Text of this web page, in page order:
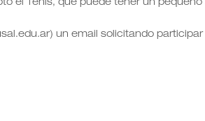
el Tenis, que puede tener un
un email solicitando